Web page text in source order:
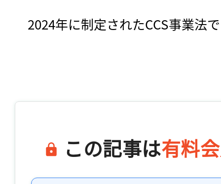
2024年に制定されたCCS事業法
この記事は有料